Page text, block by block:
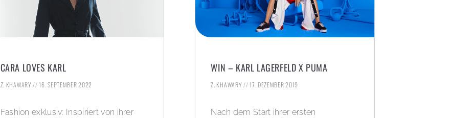
CARA LOVES KARL
Z. KHAWARY 16. SEPTEMBER 2022
Fashion exklusiv: Inspiriert von ihrer
WIN – KARL LAGERFELD X PUMA
Z. KHAWARY 17. DEZEMBER 2019
Nach dem Start ihrer ersten